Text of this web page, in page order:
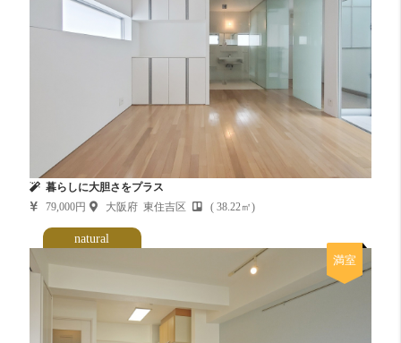
暮らしに大胆さをプラス
79,000円
大阪府 東住吉区 ( 38.22㎡)
natural
満室